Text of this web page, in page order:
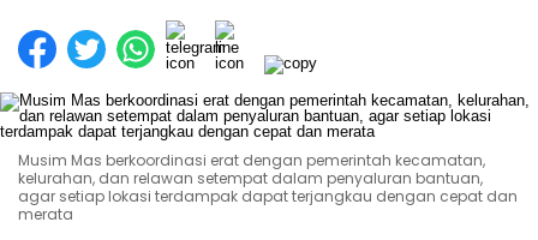
Musim Mas berkoordinasi erat dengan pemerintah kecamatan,
kelurahan, dan relawan setempat dalam penyaluran bantuan,
agar setiap lokasi terdampak dapat terjangkau dengan cepat dan
merata